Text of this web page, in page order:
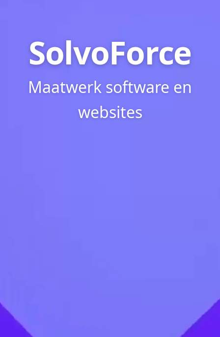
SolvoForce
Maatwerk software en
websites